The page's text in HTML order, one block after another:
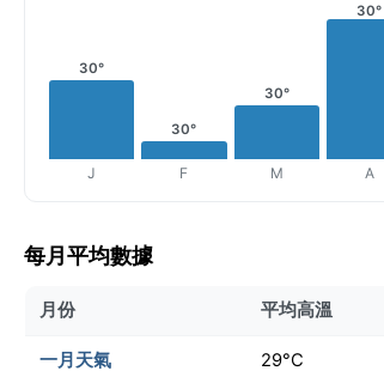
30°
J
30°
F
30°
M
30°
A
每月平均數據
月份 平均高溫
一月天氣 29°C